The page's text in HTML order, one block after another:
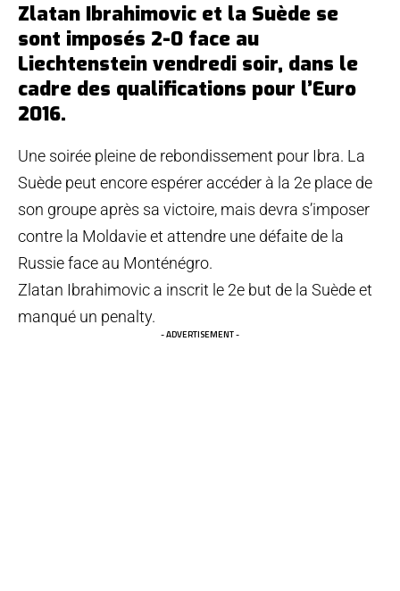
Zlatan Ibrahimovic et la Suède se
sont imposés 2-0 face au
Liechtenstein vendredi soir, dans le
cadre des qualifications pour l’Euro
2016.
Une soirée pleine de rebondissement pour Ibra. La
Suède peut encore espérer accéder à la 2e place de
son groupe après sa victoire, mais devra s’imposer
contre la Moldavie et attendre une défaite de la
Russie face au Monténégro.
Zlatan Ibrahimovic a inscrit le 2e but de la Suède et
manqué un penalty.
- ADVERTISEMENT -